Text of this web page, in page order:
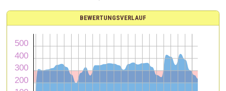
BEWERTUNGSVERLAUF